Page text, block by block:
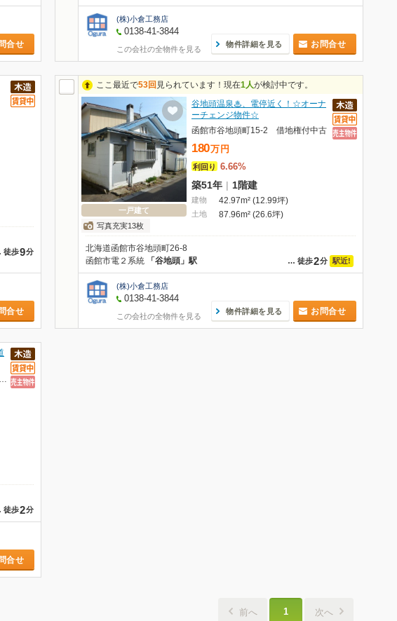
合せ
(株)小倉工務店
0138-41-3844
この会社の全物件を見る
物件詳細を見る お問合せ
徒歩9分
合せ
ここ最近で53回 見られています！現在1人が検討中です。
一戸建て
写真充実13枚
谷地頭温泉♨、電停近く！☆オーナ
ーチェンジ物件☆
函館市谷地頭町15-2 借地権付中古
180万 円
利回り 6.66%
築51年 | 1階建
建物 42.97m² (12.99坪)
土地 87.96m² (26.6坪)
北海道函館市谷地頭町26-8
… 徒歩2分 駅近!
函館市電２系統 「谷地頭」駅
(株)小倉工務店
0138-41-3844
この会社の全物件を見る
物件詳細を見る お問合せ
亀田郡七飯町字仁山257-1、258-1 中古住宅
徒歩2分
合せ
前へ 1 次へ